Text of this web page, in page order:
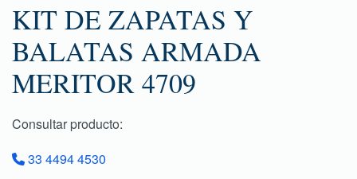
KIT DE ZAPATAS Y
BALATAS ARMADA
MERITOR 4709
Consultar producto:
33 4494 4530